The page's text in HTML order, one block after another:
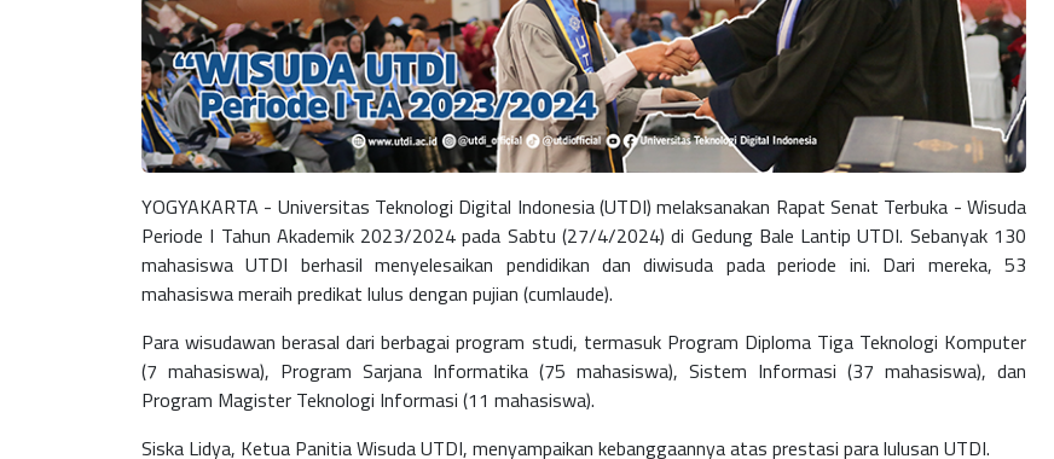
YOGYAKARTA - Universitas Teknologi Digital Indonesia (UTDI) melaksanakan Rapat Senat Terbuka - Wisuda
Periode I Tahun Akademik 2023/2024 pada Sabtu (27/4/2024) di Gedung Bale Lantip UTDI. Sebanyak 130
mahasiswa UTDI berhasil menyelesaikan pendidikan dan diwisuda pada periode ini. Dari mereka, 53
mahasiswa meraih predikat lulus dengan pujian (cumlaude).
Para wisudawan berasal dari berbagai program studi, termasuk Program Diploma Tiga Teknologi Komputer
(7 mahasiswa), Program Sarjana Informatika (75 mahasiswa), Sistem Informasi (37 mahasiswa), dan
Program Magister Teknologi Informasi (11 mahasiswa).
Siska Lidya, Ketua Panitia Wisuda UTDI, menyampaikan kebanggaannya atas prestasi para lulusan UTDI.